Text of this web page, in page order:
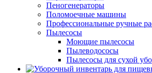
Пеногенераторы
Поломоечные машины
Профессиональные ручные
Пылесосы
Моющие пылесосы
Пылеводососы
Пылесосы для сухой